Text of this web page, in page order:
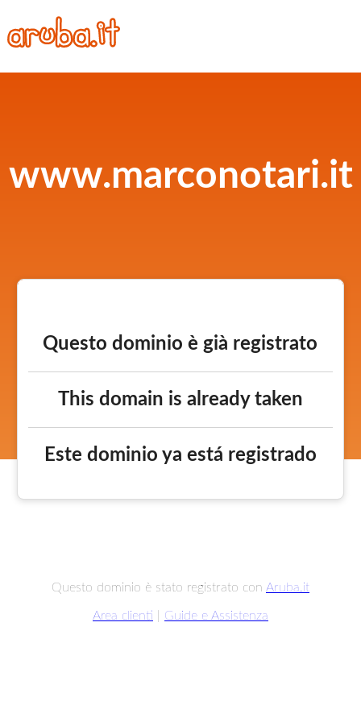
www.marconotari.it
Questo dominio è già registrato
This domain is already taken
Este dominio ya está registrado
Questo dominio è stato registrato con Aruba.it
Area clienti Guide e Assistenza